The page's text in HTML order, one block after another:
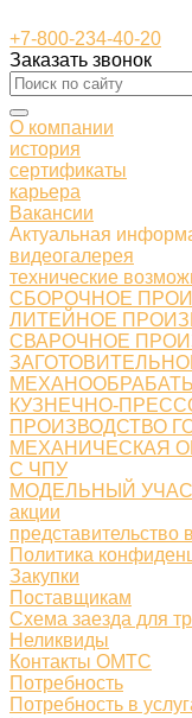
+7-800-234-40-20
Заказать звонок
О компании
история
сертификаты
карьера
Вакансии
Актуальная
видеогалерея
технические
СБОРОЧНОЕ
ЛИТЕЙНОЕ
СВАРОЧНОЕ
КУЗНЕЧНО-
ПРОИЗВОДСТВО
МЕХАНИЧЕСКАЯ
С ЧПУ
МОДЕЛЬНЫЙ
акции
представительство
Политика
Закупки
Поставщикам
Схема заезда для
Неликвиды
Контакты ОМТС
Потребность
Потребность в